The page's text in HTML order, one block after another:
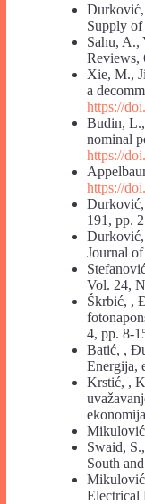
Supply
Sahu, A.,
Reviews,
Xie, M.,
a
https://
Budin,
nominal
https://
https://
Durković,
191, pp.
Durković,
Journal
Vol. 24,
Škrbić, ,
4, pp. 8-
Batić, ,
Energija,
Krstić, ,
Swaid,
South
Electrical